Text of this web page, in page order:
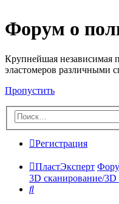
Форум о
Крупнейшая независимая
эластомеров различными
Пропустить
Регистрация
ПластЭксперт
3D сканирование/
Поиск